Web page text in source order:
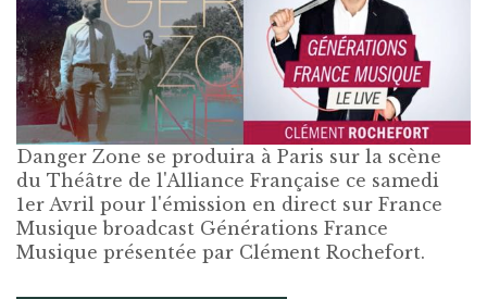
Danger Zone se produira à Paris sur la scène
du Théâtre de l'Alliance Française ce samedi
1er Avril pour l'émission en direct sur France
Musique broadcast Générations France
Musique présentée par Clément Rochefort.